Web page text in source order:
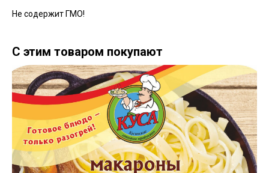
Не содержит ГМО!
С этим товаром покупают